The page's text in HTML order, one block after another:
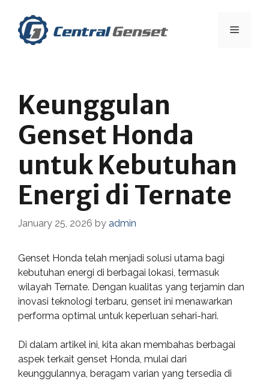
content
Menu
Keunggulan
Genset Honda
untuk Kebutuhan
Energi di Ternate
January 25, 2026 by admin
Genset Honda telah menjadi solusi utama bagi
kebutuhan energi di berbagai lokasi, termasuk
wilayah Ternate. Dengan kualitas yang terjamin dan
inovasi teknologi terbaru, genset ini menawarkan
performa optimal untuk keperluan sehari-hari.
Di dalam artikel ini, kita akan membahas berbagai
aspek terkait genset Honda, mulai dari
keunggulannya, beragam varian yang tersedia di